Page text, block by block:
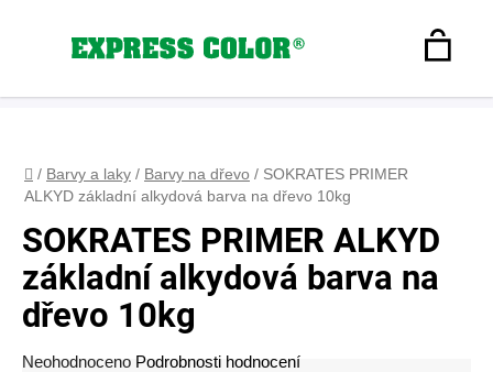
Hledat
Domů
/ Barvy a laky / Barvy na dřevo / SOKRATES PRIMER
ALKYD základní alkydová barva na dřevo 10kg
SOKRATES PRIMER ALKYD
základní alkydová barva na
dřevo 10kg
Průměrné
Neohodnoceno Podrobnosti hodnocení